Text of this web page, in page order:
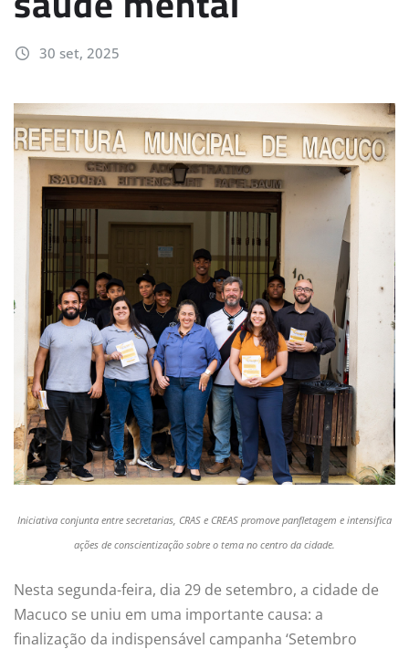
30 set, 2025
Iniciativa conjunta entre secretarias, CRAS e CREAS promove panfletagem e intensifica
ações de conscientização sobre o tema no centro da cidade.
Nesta segunda-feira, dia 29 de setembro, a cidade de
Macuco se uniu em uma importante causa: a
finalização da indispensável campanha ‘Setembro